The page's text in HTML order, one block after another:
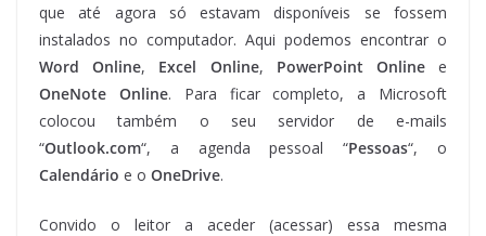
que até agora só estavam disponíveis se fossem
instalados no computador. Aqui podemos encontrar o
Word Online, Excel Online, PowerPoint Onlinee
OneNote Online. Para ficar completo, a Microsoft
colocou também o seu servidor de e-mails
“Outlook.com“, a agenda pessoal “Pessoas“, o
Calendário e o OneDrive.
Convido o leitor a aceder (acessar) essa mesma